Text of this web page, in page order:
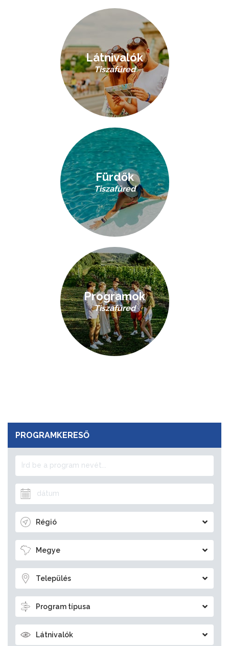
Látnivalók
Tiszafüred
Fürdők
Tiszafüred
Programok
Tiszafüred
PROGRAMKERESŐ
Régió
Megye
Település
Program típusa
Látnivalók